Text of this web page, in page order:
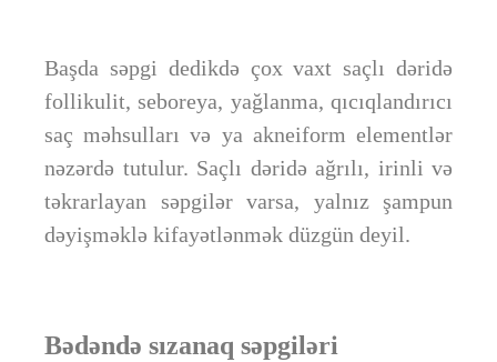
Başda səpgi dedikdə çox vaxt saçlı dəridə
follikulit, seboreya, yağlanma, qıcıqlandırıcı
saç məhsulları və ya akneiform elementlər
nəzərdə tutulur. Saçlı dəridə ağrılı, irinli və
təkrarlayan səpgilər varsa, yalnız şampun
dəyişməklə kifayətlənmək düzgün deyil.
Bədəndə sızanaq səpgiləri